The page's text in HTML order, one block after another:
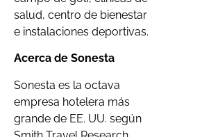
salud, centro de bienestar
e instalaciones deportivas.
Acerca de Sonesta
Sonesta es la octava
empresa hotelera más
grande de EE. UU. según